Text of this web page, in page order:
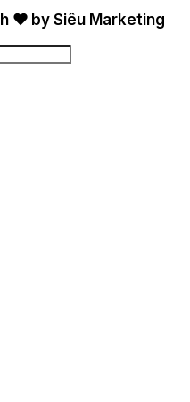
❤ by Siêu Marketing